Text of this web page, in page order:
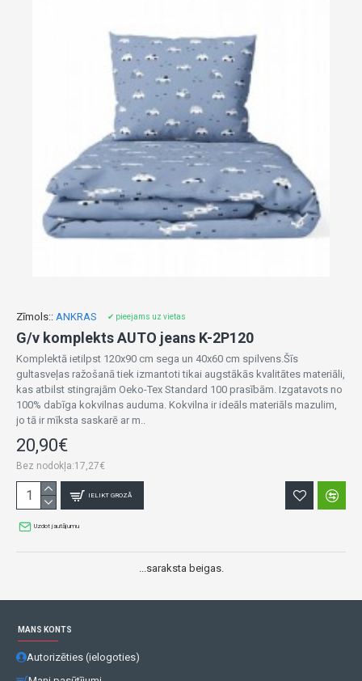
Zīmols:: ANKRAS ✔ pieejams uz vietas
G/v komplekts AUTO jeans K-2P120
Komplektā ietilpst 120x90 cm sega un 40x60 cm spilvens.Šīs
gultasveļas ražošanā tiek izmantoti tikai augstākās kvalitātes materiāli,
kas atbilst stingrajām Oeko-Tex Standard 100 prasībām. Izgatavots no
100% dabīga kokvilnas auduma. Kokvilna ir ideāls materiāls mazulim,
jo ​​tā ir mīksta saskarē ar m..
20,90€
Bez nodokļa:17,27€
IELIKT GROZĀ
Uzdot jautājumu
...saraksta beigas.
MANS KONTS
Autorizēties (ielogoties)